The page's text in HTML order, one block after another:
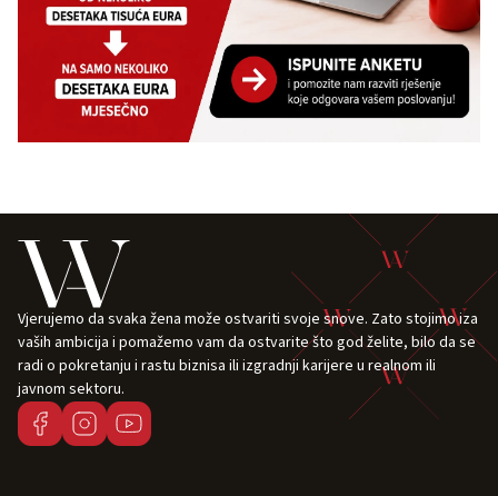
Vjerujemo da svaka žena može ostvariti svoje snove. Zato stojimo iza
vaših ambicija i pomažemo vam da ostvarite što god želite, bilo da se
radi o pokretanju i rastu biznisa ili izgradnji karijere u realnom ili
javnom sektoru.